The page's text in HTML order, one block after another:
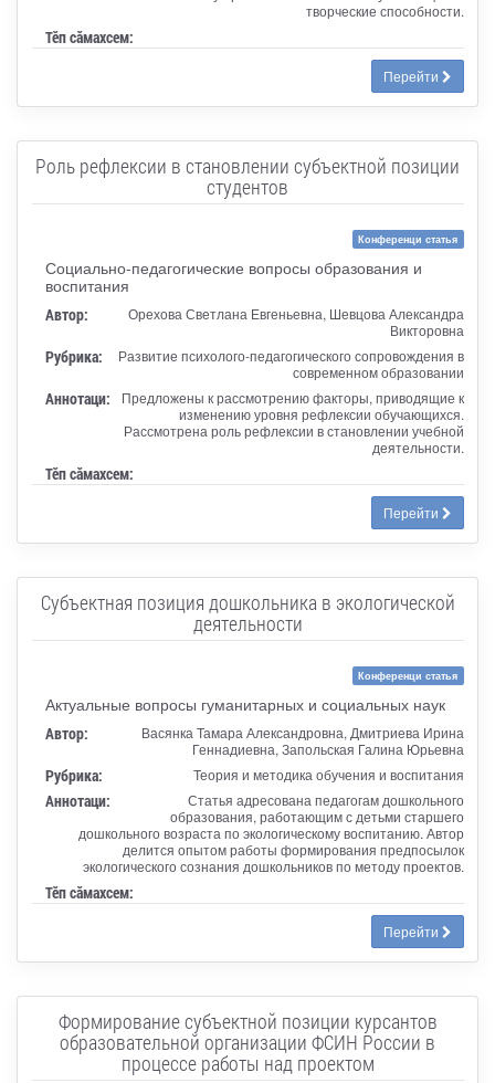
творческие способности.
Тӗп сӑмахсем:
Перейти
Роль рефлексии в становлении субъектной позиции
студентов
Конференци статья
Социально-педагогические вопросы образования и
воспитания
Автор:
Орехова Светлана Евгеньевна, Шевцова Александра
Викторовна
Рубрика:
Развитие психолого-педагогического сопровождения в
современном образовании
Аннотаци:
Предложены к рассмотрению факторы, приводящие к
изменению уровня рефлексии обучающихся.
Рассмотрена роль рефлексии в становлении учебной
деятельности.
Тӗп сӑмахсем:
Перейти
Субъектная позиция дошкольника в экологической
деятельности
Конференци статья
Актуальные вопросы гуманитарных и социальных наук
Автор:
Васянка Тамара Александровна, Дмитриева Ирина
Геннадиевна, Запольская Галина Юрьевна
Рубрика: Теория и методика обучения и воспитания
Аннотаци:
Статья адресована педагогам дошкольного
образования, работающим с детьми старшего
дошкольного возраста по экологическому воспитанию. Автор
делится опытом работы формирования предпосылок
экологического сознания дошкольников по методу проектов.
Тӗп сӑмахсем:
Перейти
Формирование субъектной позиции курсантов
образовательной организации ФСИН России в
процессе работы над проектом